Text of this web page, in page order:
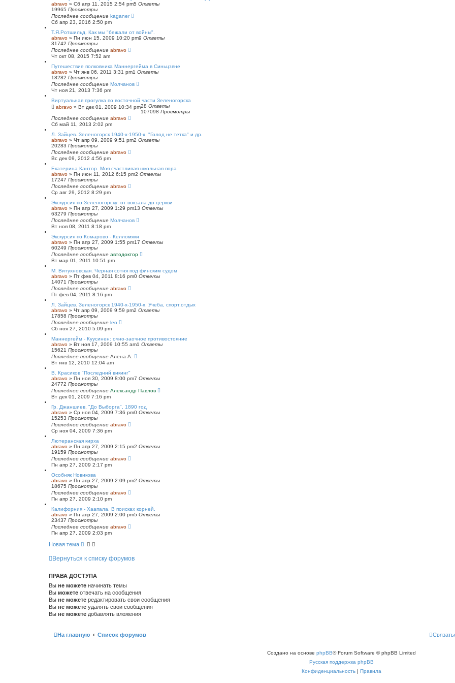
abravo » Сб апр 11, 2015 2:54 pm5 Ответы
19965 Просмотры
Последнее сообщение kaganer
Сб апр 23, 2016 2:50 pm
Т.Я.Ротшильд. Как мы "бежали от войны".
abravo » Пн июн 15, 2009 10:20 pm9 Ответы
31742 Просмотры
Последнее сообщение abravo
Чт окт 08, 2015 7:52 am
Путешествие полковника Маннергейма в Синьцзяне
abravo » Чт янв 06, 2011 3:31 pm1 Ответы
18282 Просмотры
Последнее сообщение Молчанов
Чт ноя 21, 2013 7:36 pm
Виртуальная прогулка по восточной части Зеленогорска
abravo » Вт дек 01, 2009 10:34 pm28 Ответы
107098 Просмотры
Последнее сообщение abravo
Сб май 11, 2013 2:02 pm
Л. Зайцев. Зеленогорск 1940-х-1950-х. "Голод не тетка" и др.
abravo » Чт апр 09, 2009 9:51 pm2 Ответы
20283 Просмотры
Последнее сообщение abravo
Вс дек 09, 2012 4:56 pm
Екатерина Кантор. Моя счастливая школьная пора
abravo » Пн июн 11, 2012 6:15 pm2 Ответы
17247 Просмотры
Последнее сообщение abravo
Ср авг 29, 2012 8:29 pm
Экскурсия по Зеленогорску: от вокзала до церкви
abravo » Пн апр 27, 2009 1:29 pm13 Ответы
63279 Просмотры
Последнее сообщение Молчанов
Вт ноя 08, 2011 8:18 pm
Экскурсия по Комарово - Келломяки
abravo » Пн апр 27, 2009 1:55 pm17 Ответы
60249 Просмотры
Последнее сообщение автодоктор
Вт мар 01, 2011 10:51 pm
М. Витухновская. Черная сотня под финским судом
abravo » Пт фев 04, 2011 8:16 pm0 Ответы
14071 Просмотры
Последнее сообщение abravo
Пт фев 04, 2011 8:16 pm
Л. Зайцев. Зеленогорск 1940-х-1950-х. Учеба, спорт,отдых
abravo » Чт апр 09, 2009 9:59 pm2 Ответы
17858 Просмотры
Последнее сообщение leo
Сб ноя 27, 2010 5:09 pm
Маннергейм - Куусинен: очно-заочное противостояние
abravo » Вт ноя 17, 2009 10:55 am1 Ответы
15621 Просмотры
Последнее сообщение Алена А.
Вт янв 12, 2010 12:04 am
В. Красиков "Последний викинг"
abravo » Пн ноя 30, 2009 8:00 pm7 Ответы
24772 Просмотры
Последнее сообщение Александр Павлов
Вт дек 01, 2009 7:16 pm
Гр. Джаншиев, "До Выборга", 1890 год
abravo » Ср ноя 04, 2009 7:36 pm0 Ответы
15253 Просмотры
Последнее сообщение abravo
Ср ноя 04, 2009 7:36 pm
Лютеранская кирха
abravo » Пн апр 27, 2009 2:15 pm2 Ответы
19159 Просмотры
Последнее сообщение abravo
Пн апр 27, 2009 2:17 pm
Особняк Новикова
abravo » Пн апр 27, 2009 2:09 pm2 Ответы
18675 Просмотры
Последнее сообщение abravo
Пн апр 27, 2009 2:10 pm
Калифорния - Хаапала. В поисках корней.
abravo » Пн апр 27, 2009 2:00 pm5 Ответы
23437 Просмотры
Последнее сообщение abravo
Пн апр 27, 2009 2:03 pm
Новая тема
Вернуться к списку форумов
ПРАВА ДОСТУПА
Вы не можете начинать темы
Вы можете отвечать на сообщения
Вы не можете редактировать свои сообщения
Вы не можете удалять свои сообщения
Вы не можете добавлять вложения
На главную Список форумов
Создано на основе phpBB® Forum Software © phpBB Limited
Русская поддержка phpBB
Конфиденциальность | Правила